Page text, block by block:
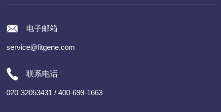
电子邮箱
service@fitgene.com
联系电话
020-32053431 / 400-699-1663